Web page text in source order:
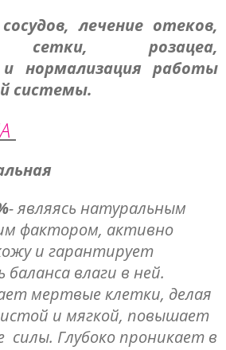
лечение отеков,
сетки, розацеа,
нормализация работы
системы.
- являясь натуральным
фактором, активно
и гарантирует
влаги в ней.
мертвые клетки, делая
и мягкой, повышает
Глубоко проникает в